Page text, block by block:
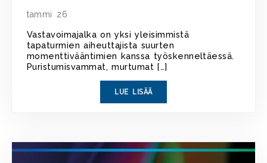
tammi 26
Vastavoimajalka on yksi yleisimmistä
tapaturmien aiheuttajista suurten
momenttivääntimien kanssa työskenneltäessä.
Puristumisvammat, murtumat […]
LUE LISÄÄ